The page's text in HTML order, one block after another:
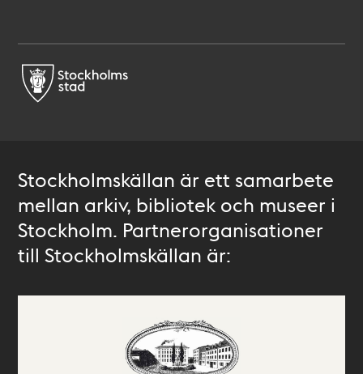
Stockholmskällan är ett samarbete
mellan arkiv, bibliotek och museer i
Stockholm. Partnerorganisationer
till Stockholmskällan är: